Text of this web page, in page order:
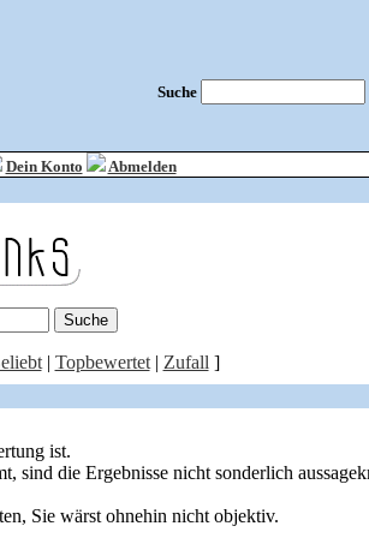
Suche
Dein Konto Abmelden
| Topbewertet| Zufall ]
ist.
sind die Ergebnisse nicht sonderlich
Sie wärst ohnehin nicht objektiv.